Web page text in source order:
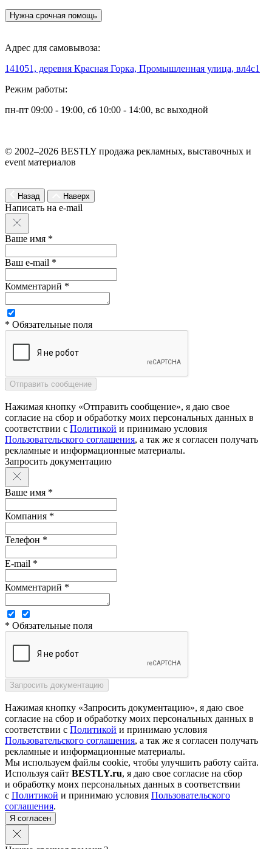
Нужна срочная помощь
Адрес для самовывоза:
141051, деревня Красная Горка, Промышленная улица, вл4с1
Режим работы:
пн-пт 09:00 - 19:00, сб 10:00 - 14:00, вс выходной
© 2002–2026 BESTLY продажа рекламных, выставочных и
event материалов
Назад Наверх
Написать на e-mail
Ваше имя *
Ваш e-mail *
Комментарий *
* Обязательные поля
Нажимая кнопку «Отправить сообщение», я даю свое
согласие на сбор и обработку моих персональных данных в
соответствии с Политикой и принимаю условия
Пользовательского соглашения, а так же я согласен получать
рекламные и информационные материалы.
Запросить документацию
Ваше имя *
Компания *
Телефон *
E-mail *
Комментарий *
* Обязательные поля
Нажимая кнопку «Запросить документацию», я даю свое
согласие на сбор и обработку моих персональных данных в
соответствии с Политикой и принимаю условия
Пользовательского соглашения, а так же я согласен получать
рекламные и информационные материалы.
Мы используем файлы cookie, чтобы улучшить работу сайта.
Используя сайт BESTLY.ru, я даю свое согласие на сбор
и обработку моих персональных данных в соответствии
с Политикой и принимаю условия Пользовательского
соглашения.
Я согласен